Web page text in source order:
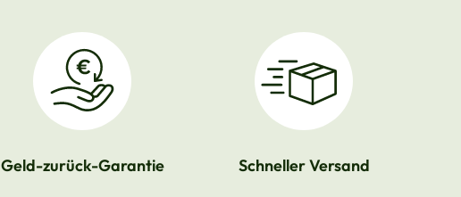
Geld-zurück-Garantie Schneller Versand